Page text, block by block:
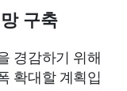
구축
경감하기 위해
확대할 계획입